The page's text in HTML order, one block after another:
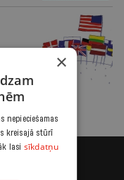
×
nepieciešamas
kreisajā stūrī
lasi sīkdatņu